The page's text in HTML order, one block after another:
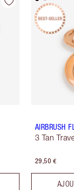
AIRBRUSH
3 Tan
29,50 €